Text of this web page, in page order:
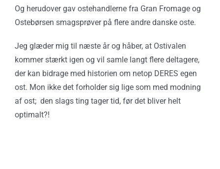
Og herudover gav ostehandlerne fra Gran Fromage og
Ostebørsen smagsprøver på flere andre danske oste.
Jeg glæder mig til næste år og håber, at Ostivalen
kommer stærkt igen og vil samle langt flere deltagere,
der kan bidrage med historien om netop DERES egen
ost. Mon ikke det forholder sig lige som med modning
af ost; den slags ting tager tid, før det bliver helt
optimalt?!